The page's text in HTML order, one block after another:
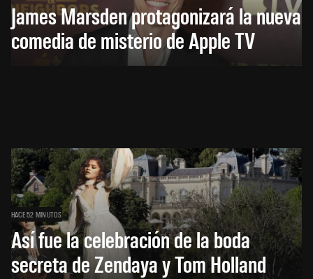
James Marsden protagonizará la nueva
comedia de misterio de Apple TV
HACE 52 MINUTOS
Así fue la celebración de la boda
secreta de Zendaya y Tom Holland